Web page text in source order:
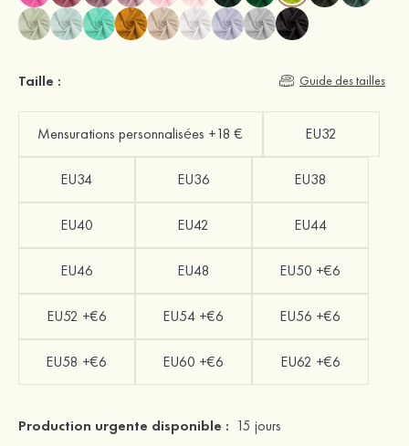
Taille : Guide des tailles
Mensurations personnalisées +18 € EU32
EU34 EU36 EU38
EU40 EU42 EU44
EU46 EU48 EU50 +€6
EU52 +€6 EU54 +€6 EU56 +€6
EU58 +€6 EU60 +€6 EU62 +€6
Production urgente disponible : 15 jours